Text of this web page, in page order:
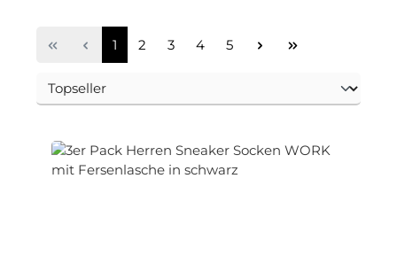
Seite
1 Seite
2 Seite
3 Seite
4 Seite
5